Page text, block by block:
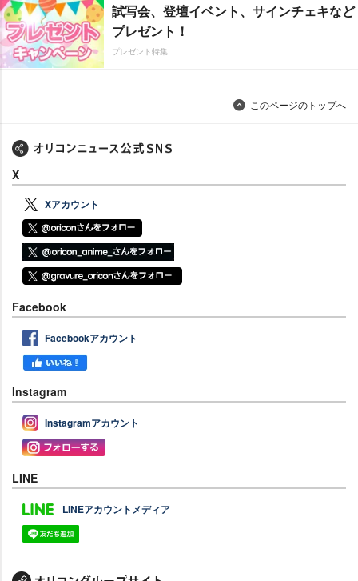
試写会、登壇イベント、サインチェキなど
プレゼント！
プレゼント特集
このページのトップへ
X
Xアカウント
Facebook
Facebookアカウント
Instagram
Instagramアカウント
LINE
LINEアカウントメディア